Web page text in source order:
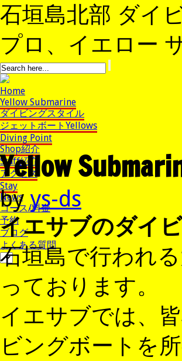
石垣島北部 ダイ
プロ、イエロー
Home
Yellow Submarine
ダイビングスタイル
ジェットボートYellows
Diving Point
Shop紹介
Staff紹介
アクセス
Stay
News
コース/料金
予約
ブログ
よくある質問
Yellow
byys-ds
イエサブのダイ
石垣島で行われ
っております。
イエサブでは、
ビングボートを